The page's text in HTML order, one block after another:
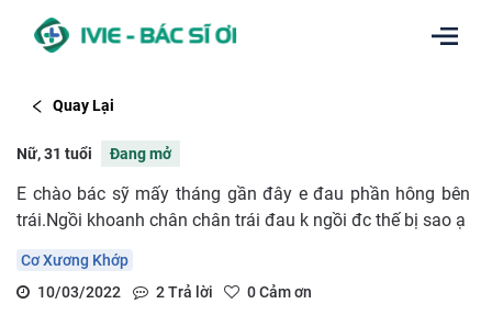
Quay Lại
Nữ, 31 tuổi Đang mở
E chào bác sỹ mấy tháng gần đây e đau phần hông bên
trái.Ngồi khoanh chân chân trái đau k ngồi đc thế bị sao ạ
Cơ Xương Khớp
10/03/2022
2Trả lời 0Cảm ơn